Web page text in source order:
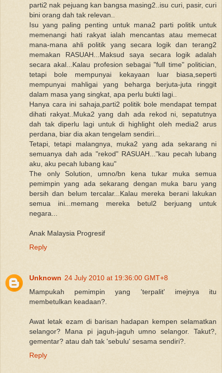
parti2 nak pejuang kan bangsa masing2..isu curi, pasir, curi
bini orang dah tak relevan..
Isu yang paling penting untuk mana2 parti politik untuk
memenangi hati rakyat ialah mencantas atau memecat
mana-mana ahli politik yang secara logik dan terang2
memakan RASUAH...Maksud saya secara logik adalah
secara akal...Kalau profesion sebagai "full time" politician,
tetapi bole mempunyai kekayaan luar biasa,seperti
mempunyai mahligai yang beharga berjuta-juta ringgit
dalam masa yang singkat, apa perlu bukti lagi..
Hanya cara ini sahaja,parti2 politik bole mendapat tempat
dihati rakyat..Muka2 yang dah ada rekod ni, sepatutnya
dah tak diperlu lagi untuk di highlight oleh media2 arus
perdana, biar dia akan tengelam sendiri...
Tetapi, tetapi malangnya, muka2 yang ada sekarang ni
semuanya dah ada "rekod" RASUAH..."kau pecah lubang
aku, aku pecah lubang kau"
The only Solution, umno/bn kena tukar muka semua
pemimpin yang ada sekarang dengan muka baru yang
bersih dan belum tercalar...Kalau mereka berani lakukan
semua ini...memang mereka betul2 berjuang untuk
negara...
Anak Malaysia Progresif
Reply
Unknown 24 July 2010 at 19:36:00 GMT+8
Mampukah pemimpin yang 'terpalit' imejnya itu
membetulkan keadaan?.
Awat letak ezam di barisan hadapan kempen selamatkan
selangor? Mana pi jaguh-jaguh umno selangor. Takut?,
gementar? atau dah tak 'sebulu' sesama sendiri?.
Reply